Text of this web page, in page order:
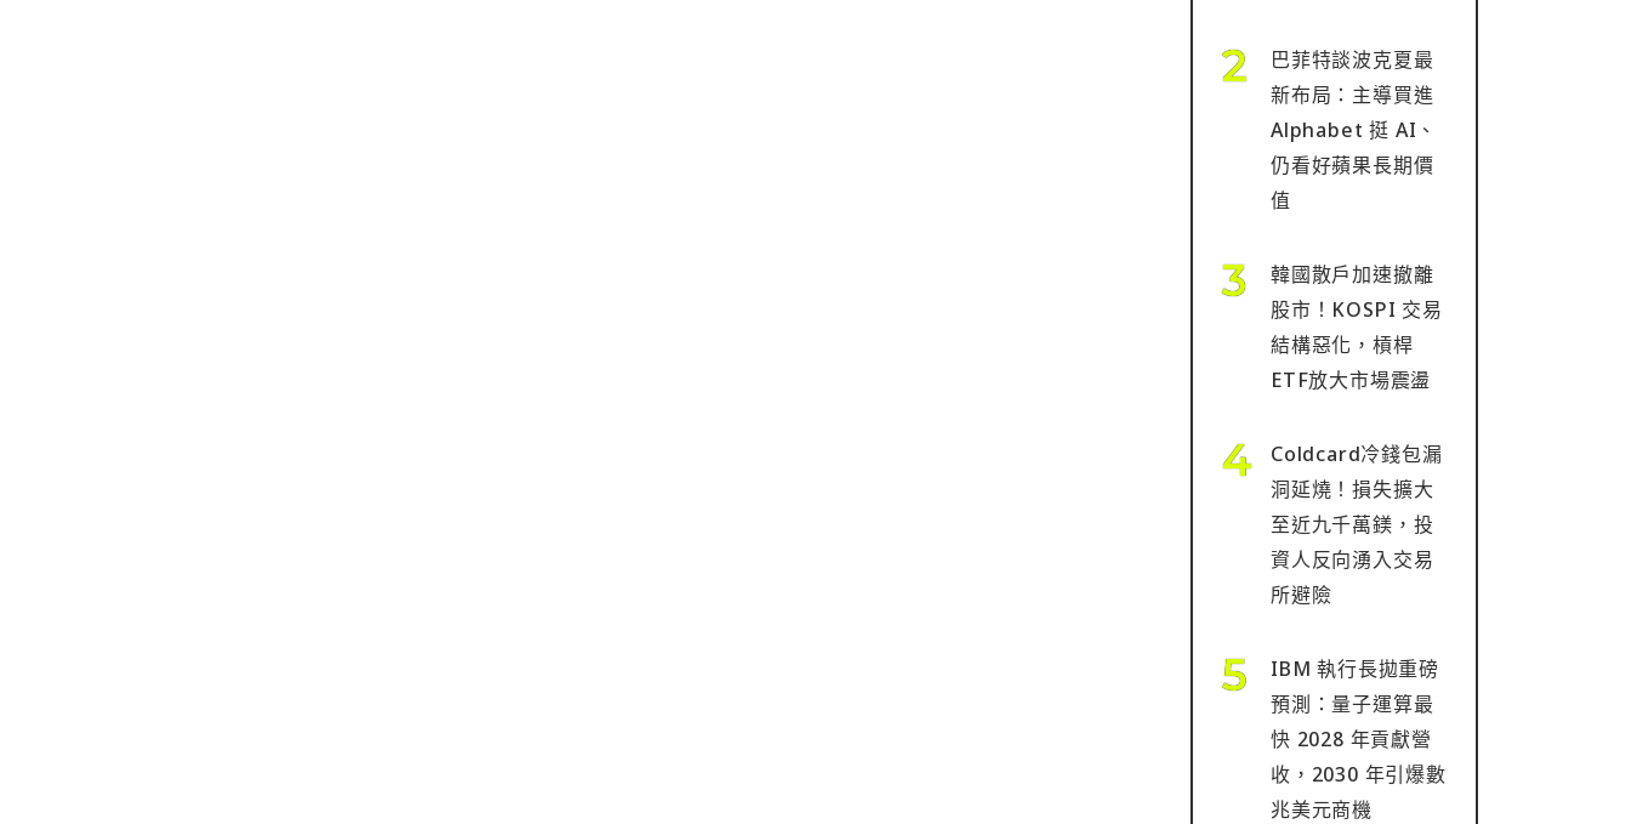
巴菲特談波克夏最
新布局：主導買進
Alphabet 挺 AI、
仍看好蘋果長期價
值
韓國散戶加速撤離
股市！KOSPI 交易
結構惡化，槓桿
ETF放大市場震盪
Coldcard冷錢包漏
洞延燒！損失擴大
至近九千萬鎂，投
資人反向湧入交易
所避險
IBM 執行長拋重磅
預測：量子運算最
快 2028 年貢獻營
收，2030 年引爆數
兆美元商機